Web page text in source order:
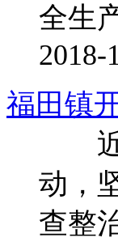
全生
2018-
福田镇
近
动，
查整